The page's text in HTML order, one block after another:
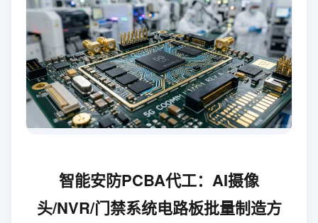
智能安防PCBA代工：AI摄像
头/NVR/门禁系统电路板批量制造方